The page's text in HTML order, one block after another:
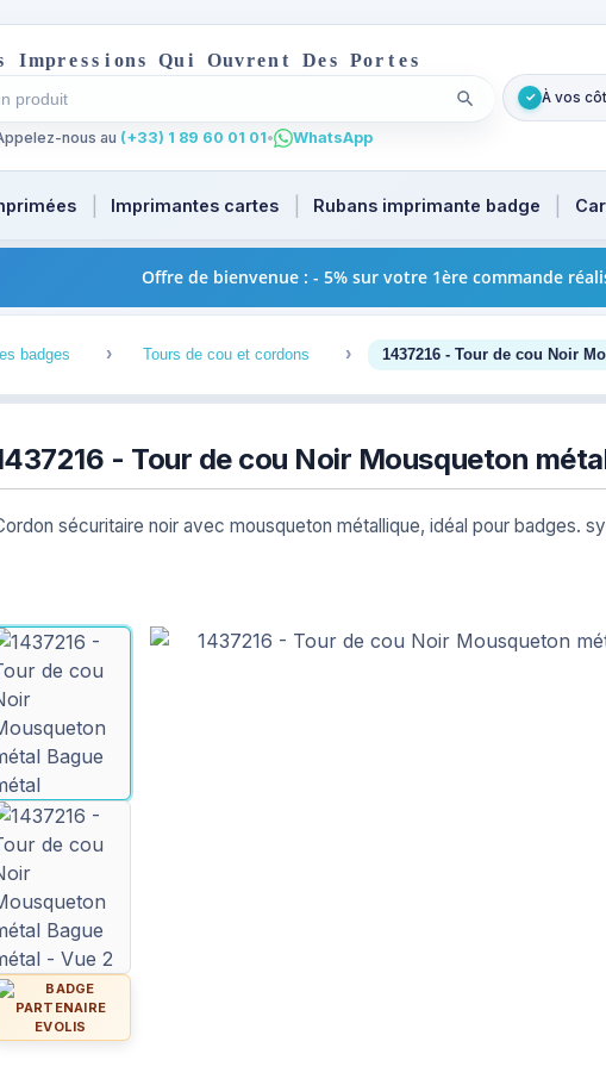
Impres s i ons Qu i Ouvren t Des Por t es
produit
récentes au focus. Tapez au moins 2 caractères pour lesLancer la recherche
nous au (+33) 1 89 60 01 01• WhatsApp
✓ À vos
Imprimantes cartes Rubans imprimante badge
Offre de bienvenue : - 5% sur votre 1ère commande
badges Tours de cou et cordons 1437216 - Tour de cou Noir
- Tour de cou Noir Mousqueton
sécuritaire noir avec mousqueton métallique, idéal pour badges.